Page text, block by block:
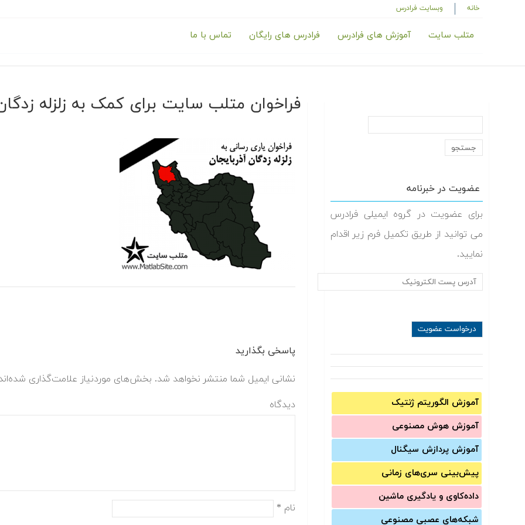
خانه وبسایت فرادرس
متلب سایت آموزش های فرادرس فرادرس های رایگان تماس با ما
عضویت در خبرنامه
برای عضویت در گروه ایمیلی فرادرس
می توانید از طریق تکمیل فرم زیر اقدام
نمایید.
آموزش الگوریتم ژنتیک
آموزش‌ هوش مصنوعی
آموزش‌ پردازش سیگنال
پیش‌‌بینی سری‌‌های زمانی
داده‌کاوی و یادگیری ماشین
شبکه‌های عصبی مصنوعی
فراخوان متلب سایت برای کمک به زلزله
پاسخی بگذارید
نشانی ایمیل شما منتشر نخواهد شد. بخش‌های موردنیاز علامت‌گذاری
دیدگاه
نام *